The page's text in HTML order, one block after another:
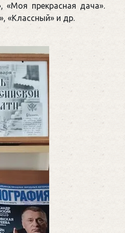
«Моя прекрасная дача».
«Классный» и др.